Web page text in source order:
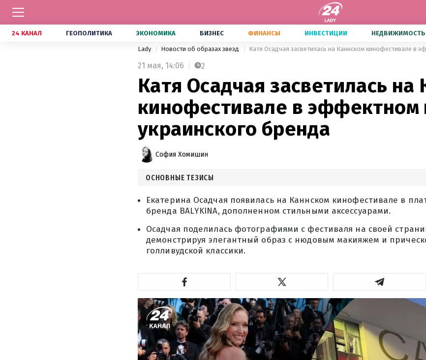
24 КАНАЛ ГЕОПОЛИТИКА ЭКОНОМИКА БИЗНЕС ФИНАНСЫ ИНВЕСТИЦИИ НЕДВИЖИМОСТЬ
Lady Новости об образах звезд
21 мая, 14:06 2
Катя Осадчая засветилась на
кинофестивале в эффектном
украинского бренда
София Хомишин
ОСНОВНЫЕ ТЕЗИСЫ
Екатерина Осадчая появилась на Каннском кинофестивале в
бренда BALYKINA, дополненном стильными аксессуарами.
Осадчая поделилась фотографиями с фестиваля на своей
демонстрируя элегантный образ с нюдовым макияжем и
голливудской классики.